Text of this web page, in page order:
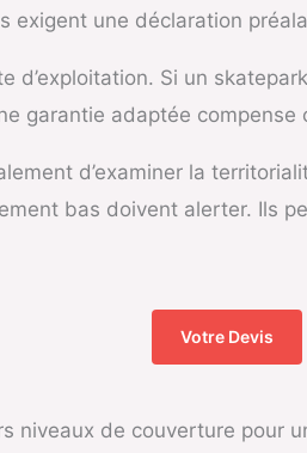
exigent une déclaration
d’exploitation. Si un
garantie adaptée
d’examiner la
bas doivent alerter. Ils
Votre Devis
niveaux de couverture pour